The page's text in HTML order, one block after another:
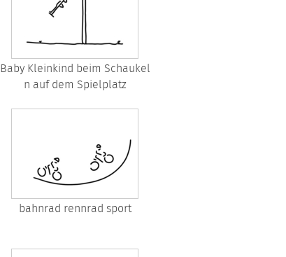
Baby Kleinkind beim Schaukel
n auf dem Spielplatz
bahnrad rennrad sport